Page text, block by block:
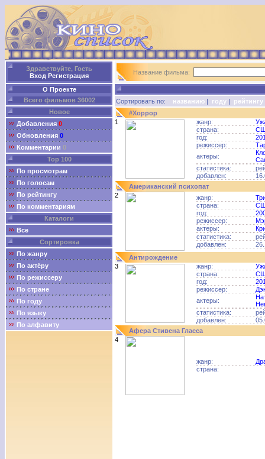
Здравствуйте, Гость
Вход Регистрация
О Проекте
Всего фильмов 36002
Новое
Добавления 0
Обновления 0
Комментарии 0
Top 100
По просмотрам
По голосам
По рейтингу
По комментариям
Каталоги
Все
Сортировка
По жанру
По актёру
По режиссеру
По стране
По году
По языку
По алфавиту
Название фильма:
Сортировать по: названию | году | рейтингу
#Хоррор
1
жанр:
страна:
год:
режиссер:
актеры:
статистика:
добавлен:
Американский психопат
2
жанр:
страна:
год:
режиссер:
актеры:
статистика:
добавлен:
Антирождение
3
жанр:
страна:
год:
режиссер:
актеры:
статистика:
добавлен:
Афера Стивена Гласса
4
жанр:
страна: